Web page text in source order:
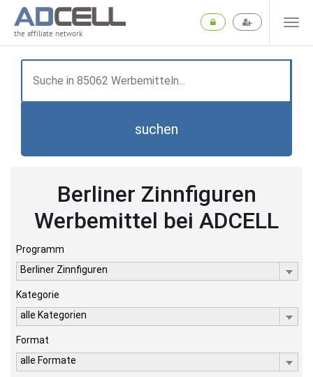
the affiliate network
suchen
Berliner Zinnfiguren
Werbemittel bei ADCELL
Programm
Berliner Zinnfiguren
Kategorie
alle Kategorien
Format
alle Formate